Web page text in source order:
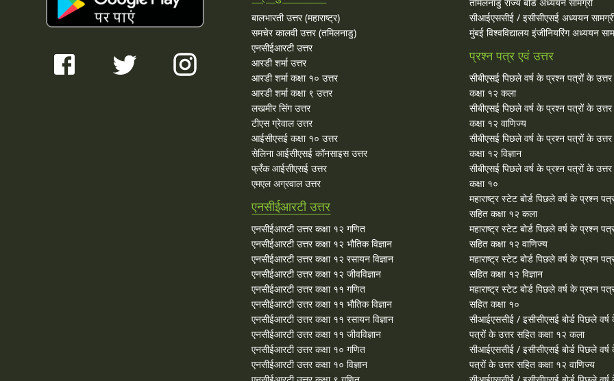
बालभारती उत्तर (महाराष्ट्र)
समचेर कालवी उत्तर (तमिलनाडु)
एनसीईआरटी उत्तर
आरडी शर्मा उत्तर
आरडी शर्मा कक्षा १० उत्तर
आरडी शर्मा कक्षा ९ उत्तर
लखमीर सिंग उत्तर
टीएस ग्रेवाल उत्तर
आईसीएसई कक्षा १० उत्तर
सेलिना आईसीएसई कॉनसाइस उत्तर
फ्रँक आईसीएसई उत्तर
एमएल अग्रवाल उत्तर
एनसीईआरटी उत्तर
एनसीईआरटी उत्तर कक्षा १२ गणित
एनसीईआरटी उत्तर कक्षा १२ भौतिक विज्ञान
एनसीईआरटी उत्तर कक्षा १२ रसायन विज्ञान
एनसीईआरटी उत्तर कक्षा १२ जीवविज्ञान
एनसीईआरटी उत्तर कक्षा ११ गणित
एनसीईआरटी उत्तर कक्षा ११ भौतिक विज्ञान
एनसीईआरटी उत्तर कक्षा ११ रसायन विज्ञान
एनसीईआरटी उत्तर कक्षा ११ जीवविज्ञान
एनसीईआरटी उत्तर कक्षा १० गणित
एनसीईआरटी उत्तर कक्षा १० विज्ञान
सीआईएससीई / इसीसीएसई अध्ययन
मुंबई विश्वविद्यालय इंजीनियरिंग अध्ययन
प्रश्न पत्र एवं उत्तर
सीबीएसई पिछले वर्ष के प्रश्न पत्रों के
कक्षा १२ कला
सीबीएसई पिछले वर्ष के प्रश्न पत्रों के
कक्षा १२ वाणिज्य
सीबीएसई पिछले वर्ष के प्रश्न पत्रों के
कक्षा १२ विज्ञान
सीबीएसई पिछले वर्ष के प्रश्न पत्रों के
कक्षा १०
महाराष्ट्र स्टेट बोर्ड पिछले वर्ष के प्रश्न
सहित कक्षा १२ कला
महाराष्ट्र स्टेट बोर्ड पिछले वर्ष के प्रश्न
सहित कक्षा १२ वाणिज्य
महाराष्ट्र स्टेट बोर्ड पिछले वर्ष के प्रश्न
सहित कक्षा १२ विज्ञान
महाराष्ट्र स्टेट बोर्ड पिछले वर्ष के प्रश्न
सहित कक्षा १०
सीआईएससीई / इसीसीएसई बोर्ड पिछले
पत्रों के उत्तर सहित कक्षा १२ कला
सीआईएससीई / इसीसीएसई बोर्ड पिछले
पत्रों के उत्तर सहित कक्षा १२ वाणिज्य